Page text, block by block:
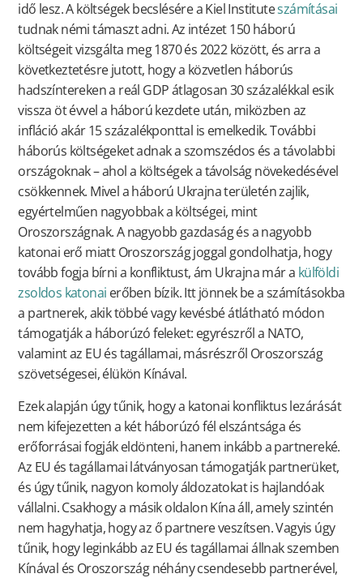
idő lesz. A költségek becslésére a Kiel Instituteszámításai
tudnak némi támaszt adni. Az intézet 150 háború
költségeit vizsgálta meg 1870 és 2022 között, és arra a
következtetésre jutott, hogy a közvetlen háborús
hadszíntereken a reál GDP átlagosan 30 százalékkal esik
vissza öt évvel a háború kezdete után, miközben az
infláció akár 15 százalékponttal is emelkedik. További
háborús költségeket adnak a szomszédos és a távolabbi
országoknak – ahol a költségek a távolság növekedésével
csökkennek. Mivel a háború Ukrajna területén zajlik,
egyértelműen nagyobbak a költségei, mint
Oroszországnak. A nagyobb gazdaság és a nagyobb
katonai erő miatt Oroszország joggal gondolhatja, hogy
tovább fogja bírni a konfliktust, ám Ukrajna már a külföldi
zsoldos katonai erőben bízik. Itt jönnek be a számításokba
a partnerek, akik többé vagy kevésbé átlátható módon
támogatják a háborúzó feleket: egyrészről a NATO,
valamint az EU és tagállamai, másrészről Oroszország
szövetségesei, élükön Kínával.
Ezek alapján úgy tűnik, hogy a katonai konfliktus lezárását
nem kifejezetten a két háborúzó fél elszántsága és
erőforrásai fogják eldönteni, hanem inkább a partnereké.
Az EU és tagállamai látványosan támogatják partnerüket,
és úgy tűnik, nagyon komoly áldozatokat is hajlandóak
vállalni. Csakhogy a másik oldalon Kína áll, amely szintén
nem hagyhatja, hogy az ő partnere veszítsen. Vagyis úgy
tűnik, hogy leginkább az EU és tagállamai állnak szemben
Kínával és Oroszország néhány csendesebb partnerével,